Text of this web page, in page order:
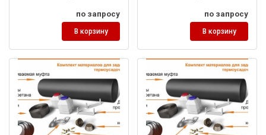
по запросу
В корзину
по запросу
В корзину